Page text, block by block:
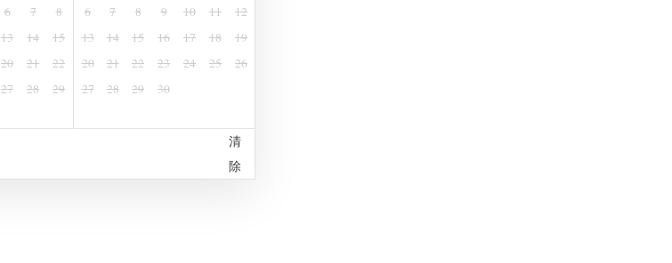
6 7
8
13 14
15
20 21
22
27 28
29
6
7 8 9 10 11
12
13
14 15 16 17 18
19
20
21 22 23 24 25
26
27
28 29 30
清
除